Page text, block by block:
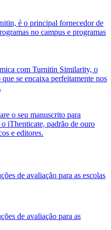
é o principal fornecedor de
no campus e programas
com Turnitin Similarity, o
se encaixa perfeitamente nos
o seu manuscrito para
iThenticate, padrão de ouro
e editores.
de avaliação para as escolas
de avaliação para as